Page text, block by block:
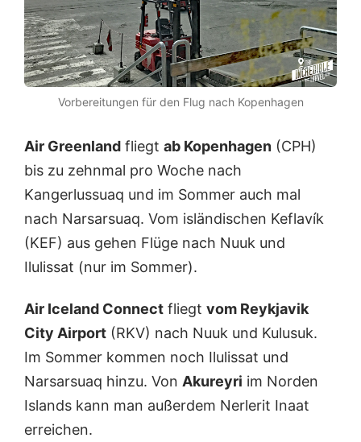
Vorbereitungen für den Flug nach Kopenhagen
Air Greenland fliegt ab Kopenhagen (CPH)
bis zu zehnmal pro Woche nach
Kangerlussuaq und im Sommer auch mal
nach Narsarsuaq. Vom isländischen Keflavík
(KEF) aus gehen Flüge nach Nuuk und
Ilulissat (nur im Sommer).
Air Iceland Connect fliegt vom Reykjavik
City Airport (RKV) nach Nuuk und Kulusuk.
Im Sommer kommen noch Ilulissat und
Narsarsuaq hinzu. Von Akureyri im Norden
Islands kann man außerdem Nerlerit Inaat
erreichen.